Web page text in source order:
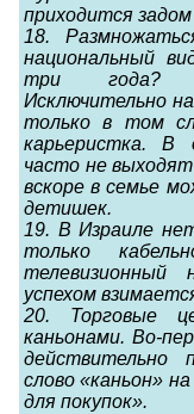
приходится
18.
национальный
три года?
Исключительно
только в том
карьеристка. В
часто не
вскоре в семье
детишек.
19. В Израиле
только
успехом
20. Торговые
каньонами. Во-
действительно
слово «каньон»
для покупок».